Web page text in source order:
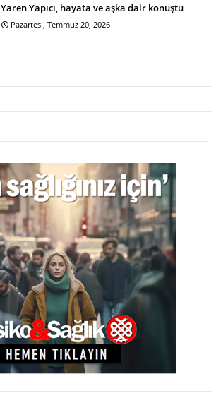
Yaren Yapıcı, hayata ve aşka dair konuştu
Pazartesi, Temmuz 20, 2026